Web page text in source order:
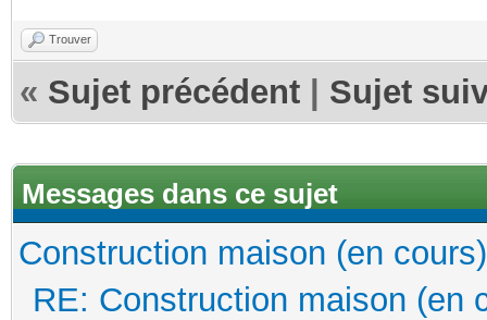
Trouver
« Sujet précédent Sujet
Messages dans ce sujet
Construction maison (en cours)
RE: Construction maison (en